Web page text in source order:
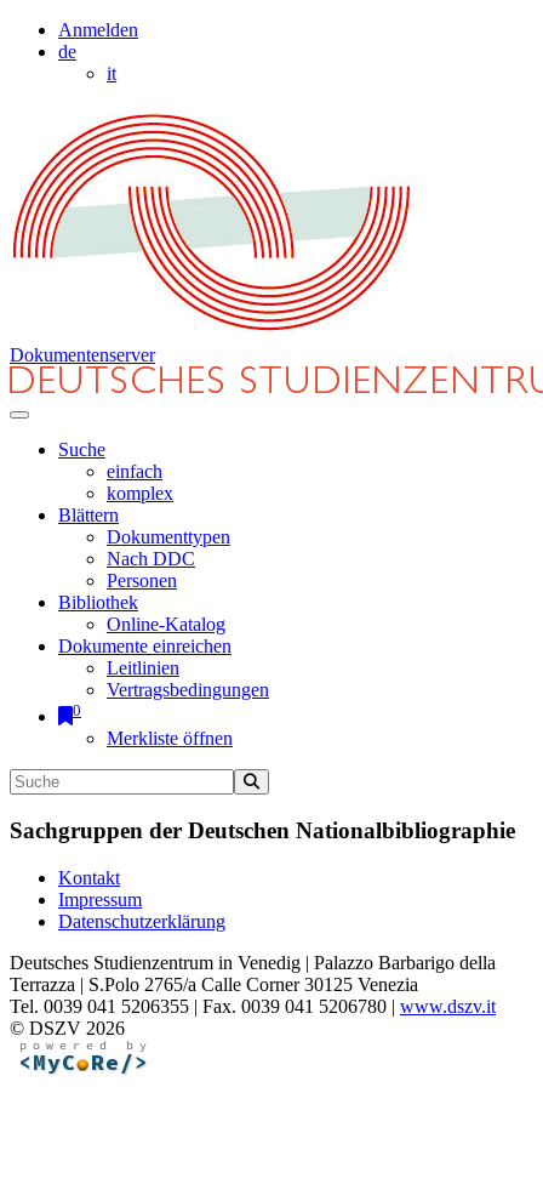
Anmelden
de
it
Dokumentenserver
Suche
einfach
komplex
Blättern
Dokumenttypen
Nach DDC
Personen
Bibliothek
Online-Katalog
Dokumente einreichen
Leitlinien
Vertragsbedingungen
0
Merkliste öffnen
Sachgruppen der Deutschen Nationalbibliographie
Kontakt
Impressum
Datenschutzerklärung
Deutsches Studienzentrum in Venedig | Palazzo Barbarigo della
Terrazza | S.Polo 2765/a Calle Corner 30125 Venezia
Tel. 0039 041 5206355 | Fax. 0039 041 5206780 | www.dszv.it
© DSZV 2026